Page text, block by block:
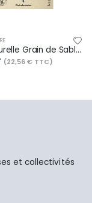
Toile naturelle Grain de Sable en polycoton 210 g/m², en bloc de 10, A3
(22,56 € TTC)
et collectivités